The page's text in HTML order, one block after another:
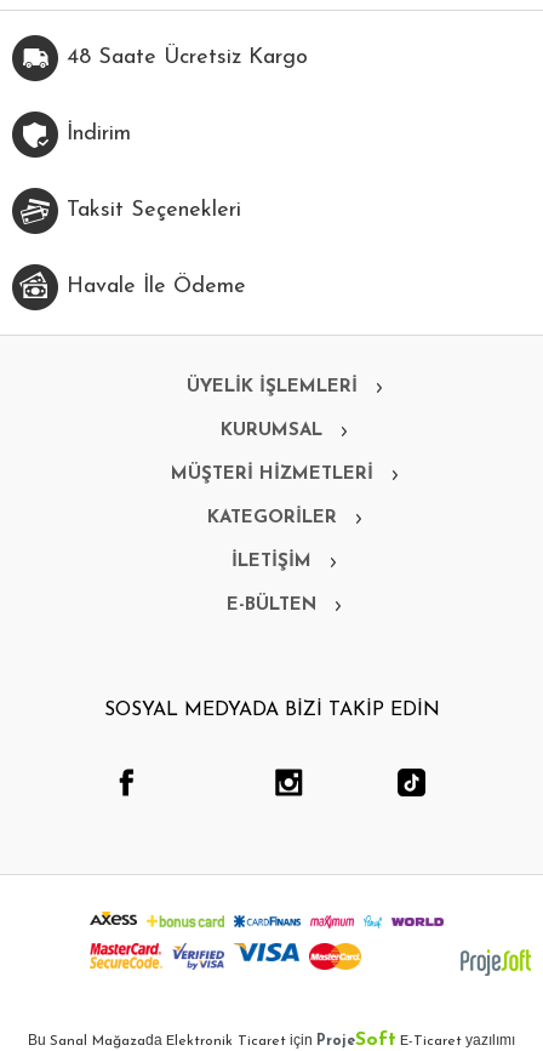
48 Saate Ücretsiz Kargo
İndirim
Taksit Seçenekleri
Havale İle Ödeme
ÜYELİK İŞLEMLERİ
KURUMSAL
MÜŞTERİ HİZMETLERİ
KATEGORİLER
İLETİŞİM
E-BÜLTEN
SOSYAL MEDYADA BİZİ TAKİP EDİN
Bu Sanal Mağazada Elektronik Ticaret için ProjeSoft E-Ticaret yazılımı